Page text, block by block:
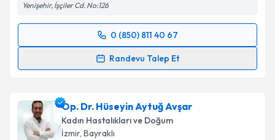
Yenişehir, İşçiler Cd. No:126
0 (850) 811 40 67
Randevu Talep Et
Randevu Takvimi Talebi
takvim hazırlandığında e-posta ile bilgilendireceğiz.
E-posta Adresiniz
Op. Dr. Hüseyin Aytuğ Avşar
Kadın Hastalıkları ve Doğum
İzmir, Bayraklı